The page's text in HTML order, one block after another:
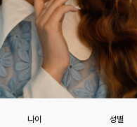
나이 성별